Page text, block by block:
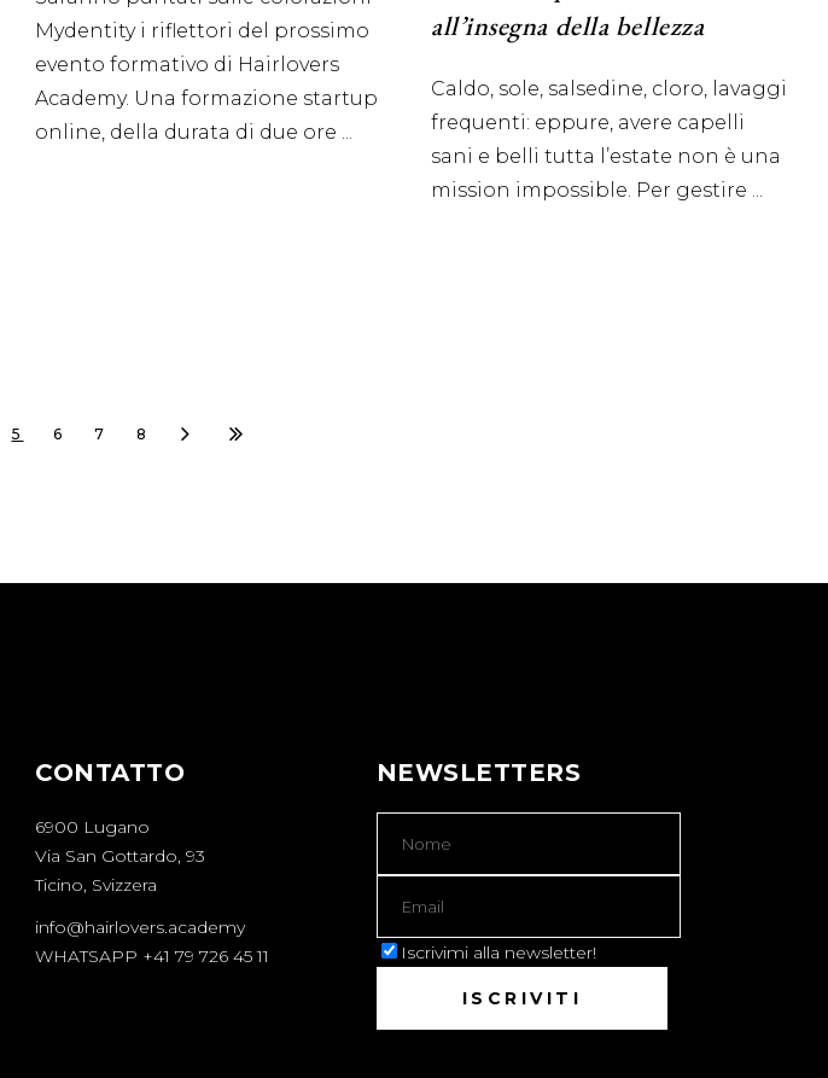
all’insegna della bellezza
Caldo, sole, salsedine, cloro, lavaggi
frequenti: eppure, avere capelli
sani e belli tutta l’estate non è una
mission impossible. Per gestire
Mydentity i riflettori del prossimo
evento formativo di Hairlovers
Academy. Una formazione startup
online, della durata di due ore
5 6 7 8
CONTATTO
6900 Lugano
Via San Gottardo, 93
Ticino, Svizzera
info@hairlovers.academy
WHATSAPP +41 79 726 45 11
NEWSLETTERS
Iscrivimi alla newsletter!